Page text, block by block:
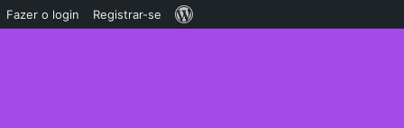
Fazer o login Registrar-se